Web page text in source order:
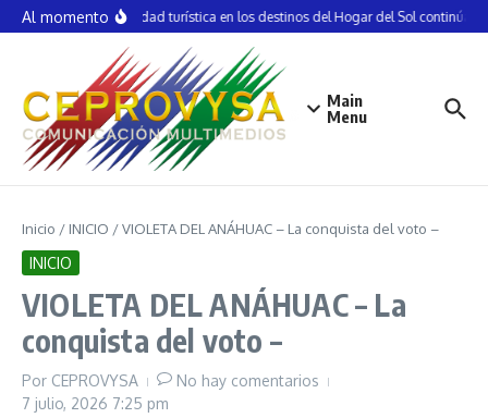
Saltar al contenido
Al momentoLa actividad turística en los destinos del Hogar del Sol continúa
Main
Menu
Inicio / INICIO /VIOLETA DEL ANÁHUAC – La conquista del voto –
INICIO
VIOLETA DEL ANÁHUAC – La
conquista del voto –
Por CEPROVYSA
No hay comentarios
7 julio, 2026 7:25 pm